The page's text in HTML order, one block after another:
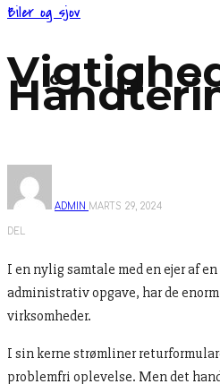
Biler og sjov
ADMIN MARTS 29, 2024
DEL
I en nylig samtale med en ejer af en
administrativ opgave, har de
virksomheder.
I sin kerne strømliner
problemfri oplevelse. Men det